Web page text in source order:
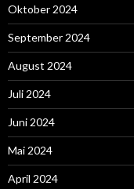
Oktober 2024
September 2024
August 2024
Juli 2024
Juni 2024
Mai 2024
April 2024